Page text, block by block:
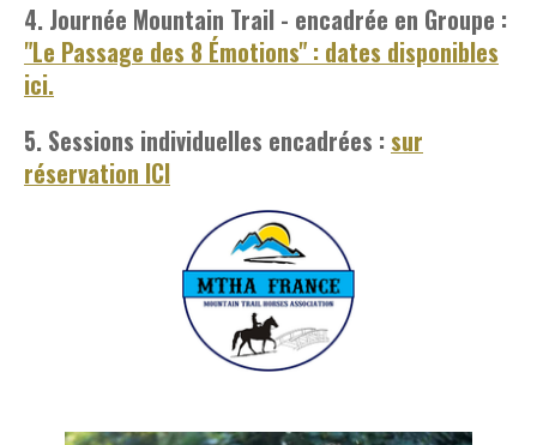
4. Journée Mountain Trail - encadrée en Groupe :
"Le Passage des 8 Émotions" : dates disponibles
ici.
5. Sessions individuelles encadrées : sur
réservation ICI